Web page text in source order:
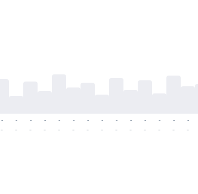
-
-
-
-
-
-
-
-
-
-
-
-
-
-
-
-
-
-
-
-
-
-
-
-
-
-
-
-